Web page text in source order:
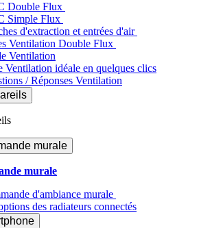
Double Flux
Simple Flux
d'extraction et entrées d'air
Ventilation Double Flux
Ventilation
Ventilation idéale en quelques clics
/ Réponses Ventilation
murale
murale
d'ambiance murale
des radiateurs connectés